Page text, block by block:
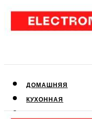
ДОМАШНЯЯ
КУХОННАЯ